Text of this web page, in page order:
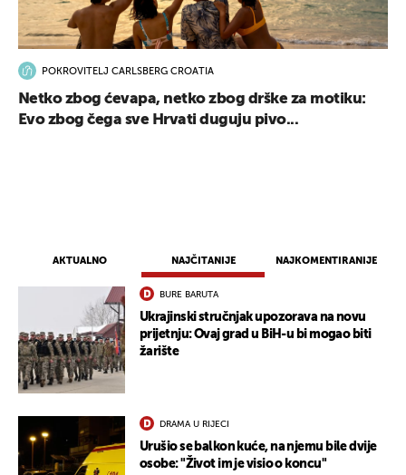
AKTUALNO NAJČITANIJE NAJKOMENTIRANIJE
BURE BARUTA
Ukrajinski stručnjak upozorava na novu
prijetnju: Ovaj grad u BiH-u bi mogao biti
žarište
DRAMA U RIJECI
Urušio se balkon kuće, na njemu bile dvije
osobe: "Život im je visio o koncu"
POKROVITELJ CARLSBERG CROATIA
Netko zbog ćevapa, netko zbog drške za motiku:
Evo zbog čega sve Hrvati duguju pivo...